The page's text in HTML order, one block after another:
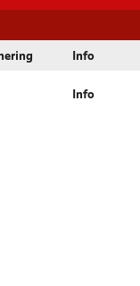
Info
Info